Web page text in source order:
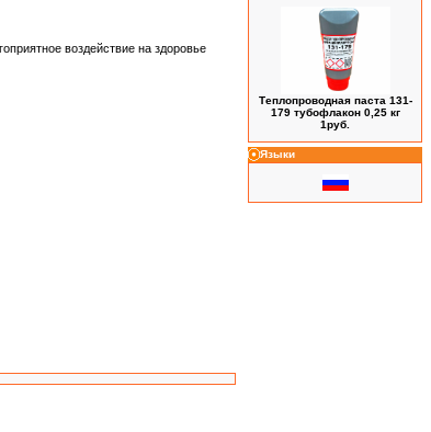
воздействие на здоровье
Теплопроводная паста 131-
179 тубофлакон 0,25 кг
1руб.
Языки